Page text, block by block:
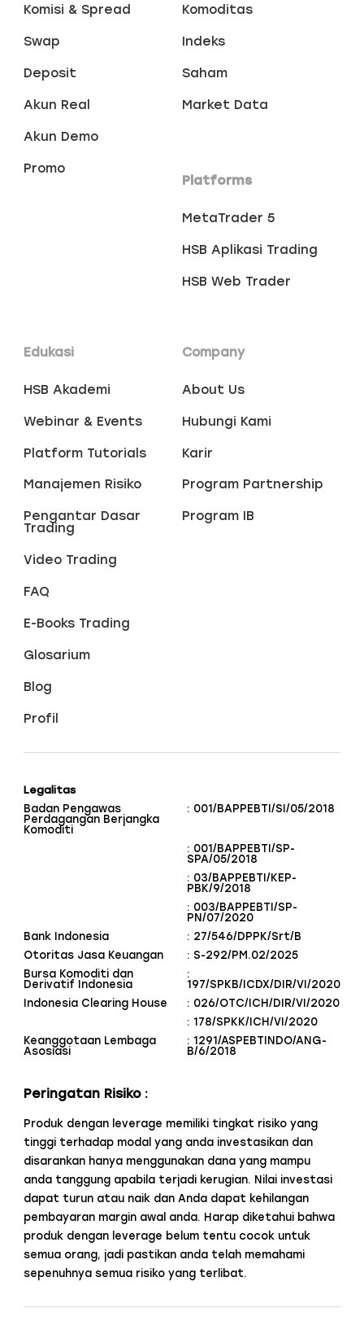
Komisi & Spread
Swap
Deposit
Akun Real
Akun Demo
Promo
Komoditas
Indeks
Saham
Market Data
Platforms
MetaTrader 5
HSB Aplikasi Trading
HSB Web Trader
Edukasi
HSB Akademi
Webinar & Events
Platform Tutorials
Manajemen Risiko
Pengantar Dasar
Trading
Video Trading
FAQ
E-Books Trading
Glosarium
Blog
Profil
Company
About Us
Hubungi Kami
Karir
Program Partnership
Program IB
Legalitas
Badan Pengawas
Perdagangan Berjangka
Komoditi
: 001/BAPPEBTI/SI/05/2018
: 001/BAPPEBTI/SP-
SPA/05/2018
: 03/BAPPEBTI/KEP-
PBK/9/2018
: 003/BAPPEBTI/SP-
PN/07/2020
Bank Indonesia
: 27/546/DPPK/Srt/B
Otoritas Jasa Keuangan
: S-292/PM.02/2025
Bursa Komoditi dan
Derivatif Indonesia
:
197/SPKB/ICDX/DIR/VI/2020
Indonesia Clearing House
: 026/OTC/ICH/DIR/VI/2020
: 178/SPKK/ICH/VI/2020
Keanggotaan Lembaga
Asosiasi
: 1291/ASPEBTINDO/ANG-
B/6/2018
Peringatan Risiko :
Produk dengan leverage memiliki tingkat risiko yang
tinggi terhadap modal yang anda investasikan dan
disarankan hanya menggunakan dana yang mampu
anda tanggung apabila terjadi kerugian. Nilai investasi
dapat turun atau naik dan Anda dapat kehilangan
pembayaran margin awal anda. Harap diketahui bahwa
produk dengan leverage belum tentu cocok untuk
semua orang, jadi pastikan anda telah memahami
sepenuhnya semua risiko yang terlibat.